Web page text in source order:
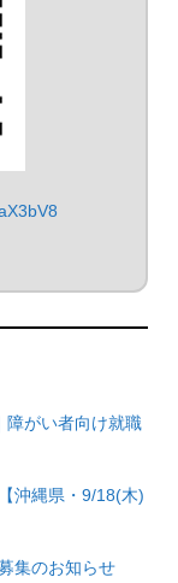
障がい者向け就職
沖縄県・9/18(木)
集のお知らせ